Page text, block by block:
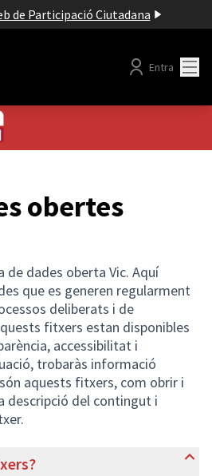
de Participació Ciutadana
Entra
obertes
de dades oberta Vic. Aquí
que es generen regularment
deliberats i de
fitxers estan disponibles
accessibilitat i
trobaràs informació
aquests fitxers, com obrir i
descripció del contingut i